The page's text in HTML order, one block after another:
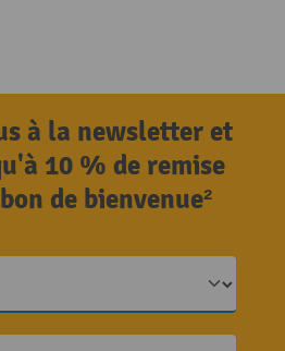
à la newsletter et
10 % de remise
de bienvenue²